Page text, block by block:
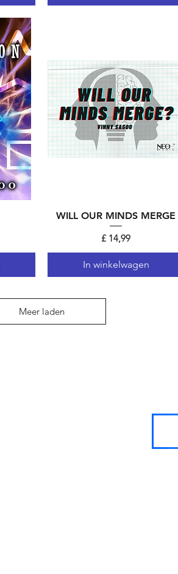
Snel overzicht
WILL OUR MINDS MERGE
Prijs
£ 14,99
In winkelwagen
Meer laden